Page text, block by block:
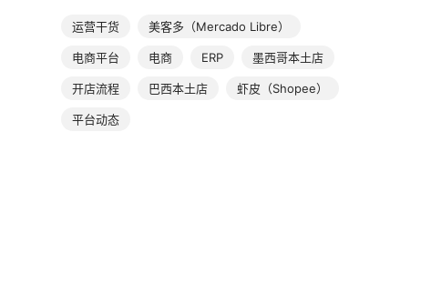
运营干货 美客多（Mercado Libre）
电商平台 电商 ERP 墨西哥本土店
开店流程 巴西本土店 虾皮（Shopee）
平台动态